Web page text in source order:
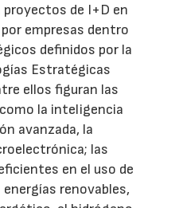
proyectos de I+D en
empresas dentro
definidos por la
Estratégicas
ellos figuran las
la inteligencia
avanzada, la
las
en el uso de
renovables,